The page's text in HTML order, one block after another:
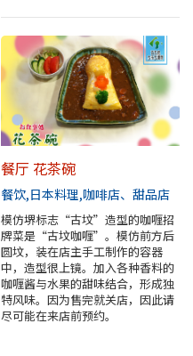
餐厅 花茶碗
餐饮 日本料理 咖啡店、甜品店
模仿堺标志“古坟”造型的咖喱招
牌菜是“古坟咖喱”。模仿前方后
圆坟，装在店主手工制作的容器
中，造型很上镜。加入各种香料的
咖喱酱与水果的甜味结合，形成独
特风味。因为售完就关店，因此请
尽可能在来店前预约。